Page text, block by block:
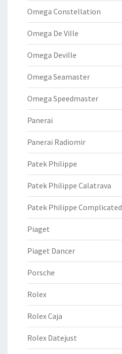
Omega Constellation
Omega De Ville
Omega Deville
Omega Seamaster
Omega Speedmaster
Panerai
Panerai Radiomir
Patek Philippe
Patek Philippe Calatrava
Patek Philippe Complicated
Piaget
Piaget Dancer
Porsche
Rolex
Rolex Caja
Rolex Datejust